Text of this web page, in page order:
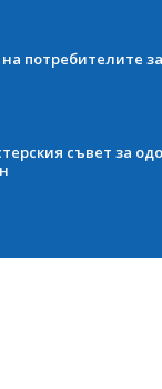
потребителите
съвет за